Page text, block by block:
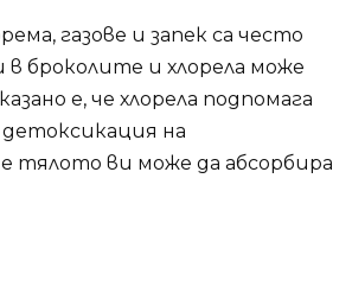
газове и запек са често
броколите и хлорела може
е, че хлорела подпомага
на
тялото ви може да абсорбира